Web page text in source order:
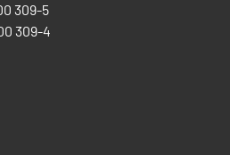
309-5
309-4